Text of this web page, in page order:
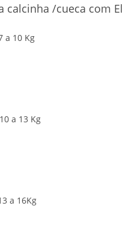
/cueca com
a 10 Kg
a 13 Kg
a 16Kg